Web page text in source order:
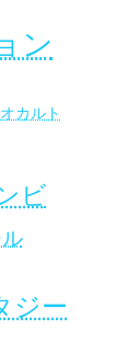
ン
オカルト
ビ
ジー